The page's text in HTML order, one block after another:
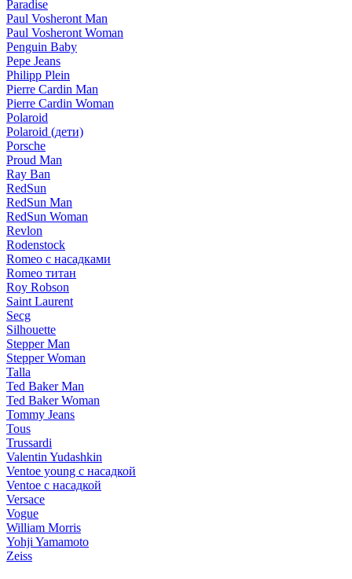
Paradise
Paul Vosheront Man
Paul Vosheront Woman
Penguin Baby
Pepe Jeans
Philipp Plein
Pierre Cardin Man
Pierre Cardin Woman
Polaroid
Polaroid (дети)
Porsche
Proud Man
Ray Ban
RedSun
RedSun Man
RedSun Woman
Revlon
Rodenstock
Romeo с насадками
Romeo титан
Roy Robson
Saint Laurent
Secg
Silhouette
Stepper Man
Stepper Woman
Talla
Ted Baker Man
Ted Baker Woman
Tommy Jeans
Tous
Trussardi
Valentin Yudashkin
Ventoe young с насадкой
Ventoe с насадкой
Versace
Vogue
William Morris
Yohji Yamamoto
Zeiss